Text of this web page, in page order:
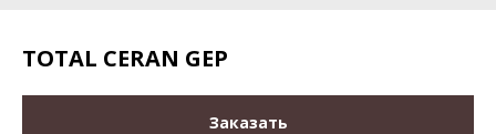
TOTAL CERAN GEP
Заказать